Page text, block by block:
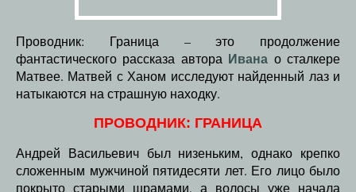
Проводник: Граница – это продолжение
фантастического рассказа автора Ивана о сталкере
Матвее. Матвей с Ханом исследуют найденный лаз и
натыкаются на страшную находку.
ПРОВОДНИК: ГРАНИЦА
Андрей Васильевич был низеньким, однако крепко
сложенным мужчиной пятидесяти лет. Его лицо было
покрыто старыми шрамами, а волосы уже начала